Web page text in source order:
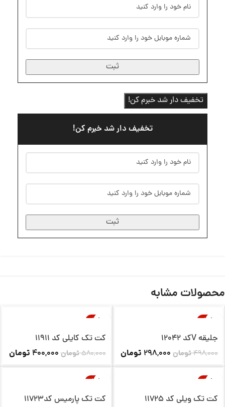
ثبت
تخفیف دار شد خبرم کن!
تخفیف دار شد خبرم کن!
ثبت
محصولات مشابه
-40%
جلیقه Vکد 12042
498,000تومان 298,000 تومان
-31%
ناموجود
کت تک کایلی کد 11911
580,000تومان400,000 تومان
-26%
ناموجود
کت تک ویلی کد 11725
-25%
ناموجود
کت تک پارمیس کد11723